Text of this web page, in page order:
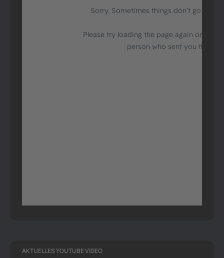
AKTUELLES YOUTUBE VIDEO